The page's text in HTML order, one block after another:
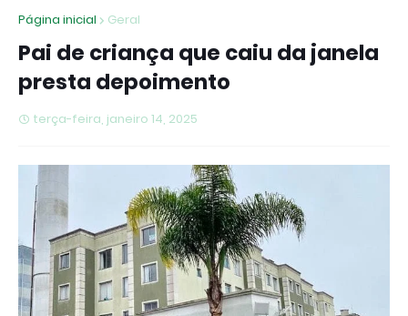
Página inicial Geral
Pai de criança que caiu da janela
presta depoimento
terça-feira, janeiro 14, 2025